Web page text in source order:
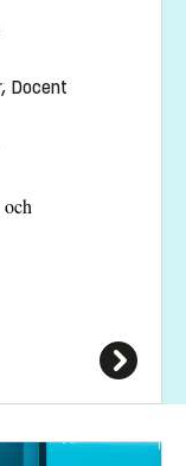
Docent